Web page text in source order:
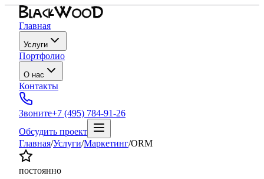
Главная
Услуги
Портфолио
О нас
Контакты
Звоните+7 (495) 784-91-26
Обсудить проект
Главная/Услуги/Маркетинг/ORM
постоянно